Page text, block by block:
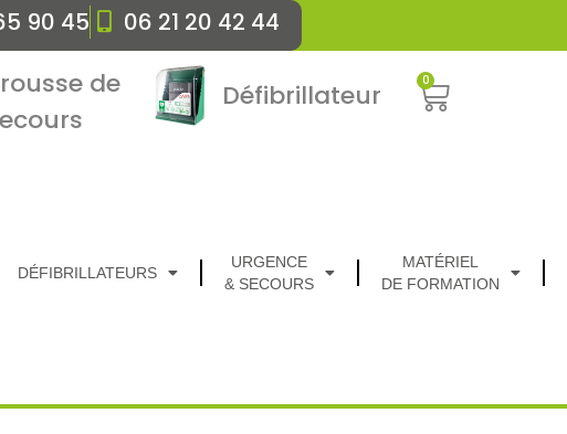
90 45 06 21 20 42 44
de
Défibrillateur 0
DÉFIBRILLATEURS
URGENCE
& SECOURS
MATÉRIEL
DE FORMATION